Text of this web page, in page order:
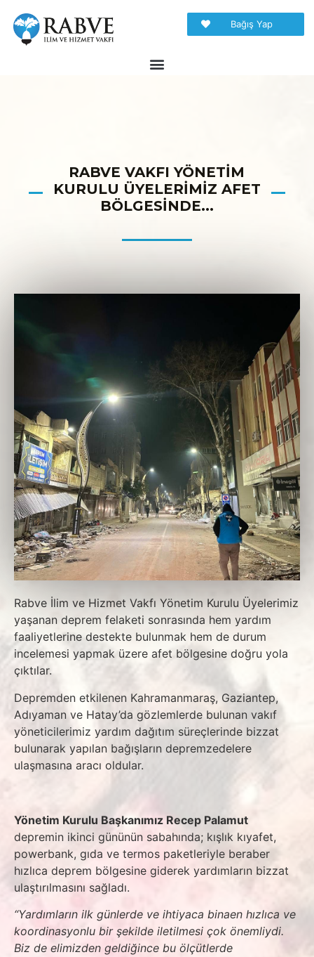
Bağış Yap
RABVE VAKFI YÖNETIM
KURULU ÜYELERIMIZ AFET
BÖLGESINDE...
Rabve İlim ve Hizmet Vakfı Yönetim Kurulu Üyelerimiz
yaşanan deprem felaketi sonrasında hem yardım
faaliyetlerine destekte bulunmak hem de durum
incelemesi yapmak üzere afet bölgesine doğru yola
çıktılar.
Depremden etkilenen Kahramanmaraş, Gaziantep,
Adıyaman ve Hatay’da gözlemlerde bulunan vakıf
yöneticilerimiz yardım dağıtım süreçlerinde bizzat
bulunarak yapılan bağışların depremzedelere
ulaşmasına aracı oldular.
Yönetim Kurulu Başkanımız Recep Palamut
depremin ikinci gününün sabahında; kışlık kıyafet,
powerbank, gıda ve termos paketleriyle beraber
hızlıca deprem bölgesine giderek yardımların bizzat
ulaştırılmasını sağladı.
“Yardımların ilk günlerde ve ihtiyaca binaen hızlıca ve
koordinasyonlu bir şekilde iletilmesi çok önemliydi.
Biz de elimizden geldiğince bu ölçütlerde